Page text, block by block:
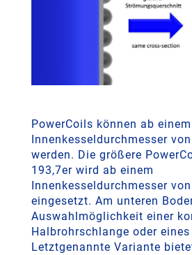
PowerCoils können ab einem
Innenkesseldurchmesser
werden. Die größere
193,7er wird ab einem
Innenkesseldurchmesser
eingesetzt. Am unteren
Auswahlmöglichkeit einer
Halbrohrschlange oder
Letztgenannte Variante